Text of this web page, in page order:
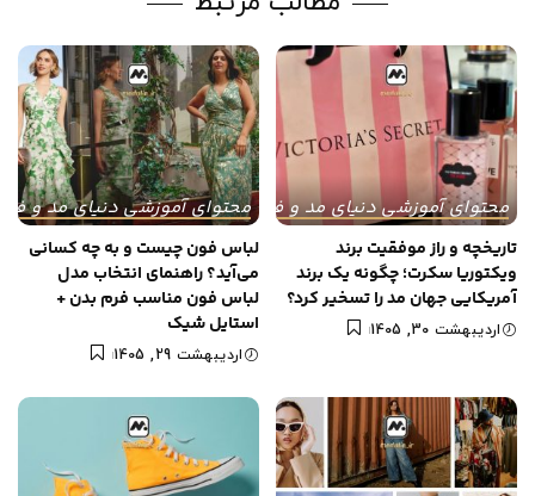
محتوای آموزشی دنیای مد و فشن
تاریخچه و راز موفقیت برند
ویکتوریا سکرت؛ چگونه یک برند
آمریکایی جهان مد را تسخیر کرد؟
اردیبهشت 30, 1405
محتوای آموزشی دنیای مد و
لباس فون چیست و به چه کسانی
می‌آید؟ راهنمای انتخاب مدل
لباس فون مناسب فرم بدن +
استایل شیک
اردیبهشت 29, 1405